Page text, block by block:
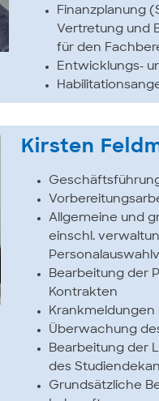
Finanzplanung
Vertretung und
für den
Entwicklungs-
Kirsten
Allgemeine und
einschl.
Bearbeitung der
Kontrakten
Krankmeldungen
Überwachung
Bearbeitung der
des
Grundsätzliche